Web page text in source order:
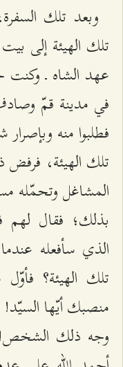
وبعد تلك
تلك الهيئة إلى
عهد الشاه ـ
في مدينة قمّ
فطلبوا منه
تلك الهيئة، فرفض
المشاغل وتحمّله
بذلك؛ فقال لهم
الذي سأفعله
تلك الهيئة؟
منصبك أيّها
وجه ذلك الشخص!